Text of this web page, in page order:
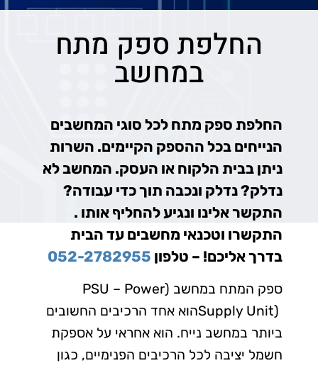
החלפת ספק מתח
במחשב
החלפת ספק מתח לכל סוגי המחשבים
הנייחים בכל ההספק הקיימים. השרות
ניתן בבית הלקוח או העסק. המחשב לא
נדלק? נדלק ונכבה תוך כדי עבודה?
התקשר אלינו ונגיע להחליף אותו .
התקשרו וטכנאי מחשבים עד הבית
בדרך אליכם! – טלפון 052-2782955
ספק המתח במחשב (PSU – Power
Supply Unit)הוא אחד הרכיבים החשובים
ביותר במחשב נייח. הוא אחראי על אספקת
חשמל יציבה לכל הרכיבים הפנימיים, כגון